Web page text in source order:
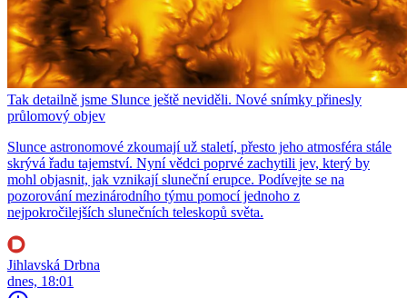
Tak detailně jsme Slunce ještě neviděli. Nové snímky přinesly
průlomový objev
Slunce astronomové zkoumají už staletí, přesto jeho atmosféra stále
skrývá řadu tajemství. Nyní vědci poprvé zachytili jev, který by
mohl objasnit, jak vznikají sluneční erupce. Podívejte se na
pozorování mezinárodního týmu pomocí jednoho z
nejpokročilejších slunečních teleskopů světa.
Jihlavská Drbna
dnes, 18:01